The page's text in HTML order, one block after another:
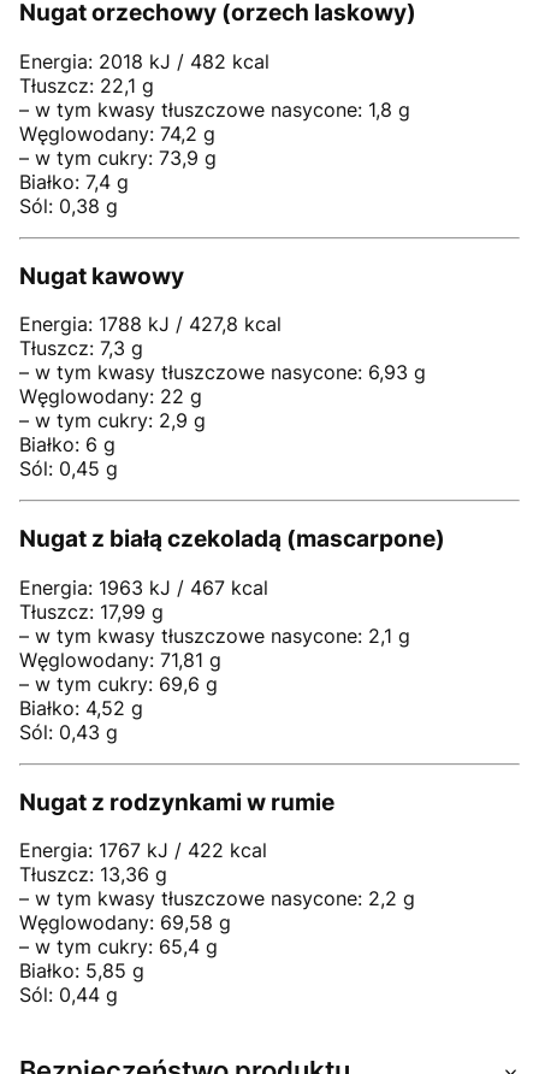
Nugat orzechowy (orzech laskowy)
Energia: 2018 kJ / 482 kcal
Tłuszcz: 22,1 g
– w tym kwasy tłuszczowe nasycone: 1,8 g
Węglowodany: 74,2 g
– w tym cukry: 73,9 g
Białko: 7,4 g
Sól: 0,38 g
Nugat kawowy
Energia: 1788 kJ / 427,8 kcal
Tłuszcz: 7,3 g
– w tym kwasy tłuszczowe nasycone: 6,93 g
Węglowodany: 22 g
– w tym cukry: 2,9 g
Białko: 6 g
Sól: 0,45 g
Nugat z białą czekoladą (mascarpone)
Energia: 1963 kJ / 467 kcal
Tłuszcz: 17,99 g
– w tym kwasy tłuszczowe nasycone: 2,1 g
Węglowodany: 71,81 g
– w tym cukry: 69,6 g
Białko: 4,52 g
Sól: 0,43 g
Nugat z rodzynkami w rumie
Energia: 1767 kJ / 422 kcal
Tłuszcz: 13,36 g
– w tym kwasy tłuszczowe nasycone: 2,2 g
Węglowodany: 69,58 g
– w tym cukry: 65,4 g
Białko: 5,85 g
Sól: 0,44 g